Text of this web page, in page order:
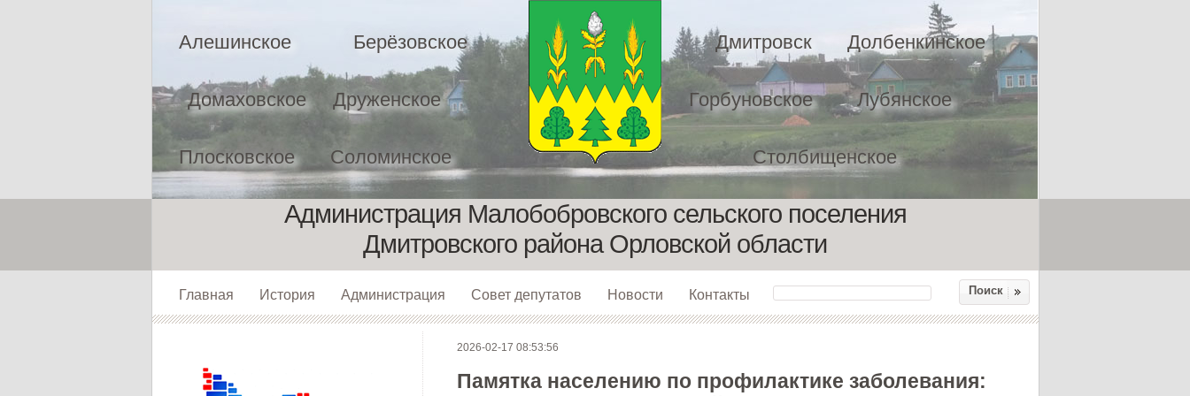
Алешинское Берёзовское Дмитровск Долбенкинское
Домаховское Друженское Горбуновское Лубянское
Плосковское Соломинское Столбищенское
Главная История Администрация Совет депутатов Новости Контакты
Администрация Малобобровского сельского поселения
Дмитровского района Орловской области
Поиск
2026-02-17 08:53:56
Памятка населению по профилактике заболевания: